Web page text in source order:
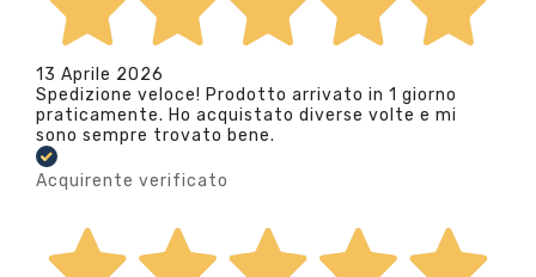
13 Aprile 2026
Spedizione veloce! Prodotto arrivato in 1 giorno
praticamente. Ho acquistato diverse volte e mi
sono sempre trovato bene.
Acquirente verificato